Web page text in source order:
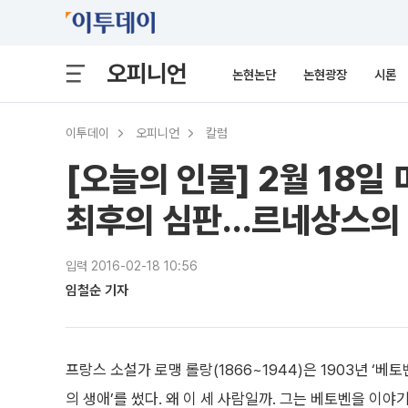
오피니언 논현논단 논현광장 시론
이투데이 오피니언 칼럼
[오늘의 인물] 2월 18일
최후의 심판…르네상스의
입력 2016-02-18 10:56
임철순 기자
프랑스 소설가 로맹 롤랑(1866~1944)은 1903년 ‘베토
의 생애’를 썼다. 왜 이 세 사람일까. 그는 베토벤을 이